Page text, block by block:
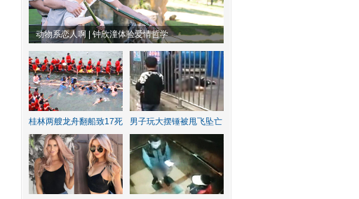
动物系恋人啊 | 钟欣潼体验爱情哲学
桂林两艘龙舟翻船致17死 男子玩大摆锤被甩飞坠亡